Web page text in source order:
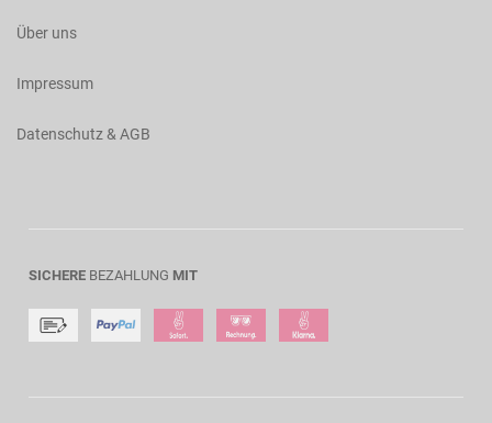
Über uns
Impressum
Datenschutz & AGB
SICHERE BEZAHLUNG MIT